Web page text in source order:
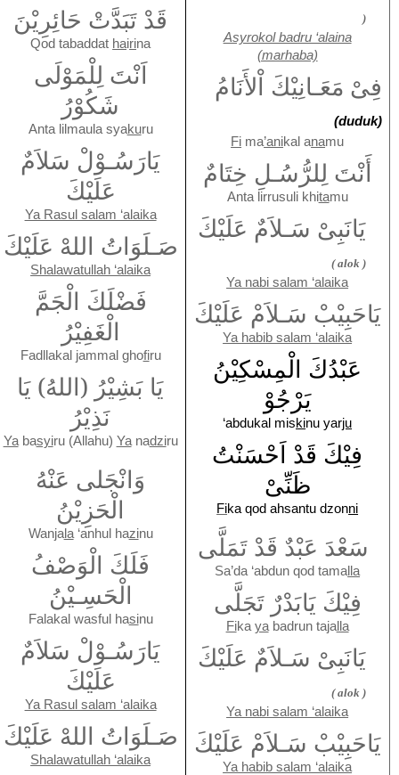
قَدْ تَبَدَّتْ حَائِرِيْنَ
Qod tabaddat hairina
اَنْتَ لِلْمَوْلَى
شَكُوْرُ
Anta lilmaula syakuru
يَارَسُـوْلْ سَلاَمٌ
عَلَيْكَ
Ya Rasul salam ‘alaika
صَـلَوَاتُ اللهْ عَلَيْكَ
Shalawatullah ‘alaika
فَضْلَكَ الْجَمَّ
الْغَفِيْرُ
Fadllakal jammal ghofiru
يَا بَشِيْرُ (اللهُ) يَا
نَذِيْرُ
Yabasyiru (Allahu) Yanadziru
وَانْجَلى عَنْهُ
الْحَزِيْنُ
Wanjala‘anhul hazinu
فَلَكَ الْوَصْفُ
الْحَسِـيْنُ
Falakal wasful hasinu
يَارَسُـوْلْ سَلاَمٌ
عَلَيْكَ
Ya Rasul salam ‘alaika
صَـلَوَاتُ اللهْ عَلَيْكَ
Shalawatullah ‘alaika
)
Asyrokol badru ‘alaina
(marhaba)
فِىْ مَعَـانِيْكَ اْلأَنَامُ
(duduk)
Fi ma’anikal anamu
أَنْتَ لِلرُّسُـلِ خِتَامٌ
Anta lirrusuli khitamu
يَانَبِىْ سَـلاَمٌ عَلَيْكَ
( alok )
Ya nabi salam ‘alaika
يَاحَبِيْبْ سَـلاَمْ عَلَيْكَ
Ya habib salam ‘alaika
عَبْدُكَ الْمِسْكِيْنُ
يَرْجُوْ
‘abdukal miskinu yarju
فِيْكَ قَدْ اَحْسَنْتُ
ظَنِّىْ
Fika qod ahsantu dzonni
سَعْدَ عَبْدٌ قَدْ تَمَلَّى
Sa’da ‘abdun qod tama lla
فِيْكَ يَابَدْرٌ تَجَلَّى
Fika yabadrun tajalla
يَانَبِىْ سَـلاَمٌ عَلَيْكَ
( alok )
Ya nabi salam ‘alaika
يَاحَبِيْبْ سَـلاَمْ عَلَيْكَ
Ya habib salam ‘alaika